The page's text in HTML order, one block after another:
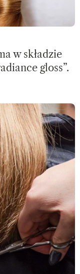
w składzie
gloss”.